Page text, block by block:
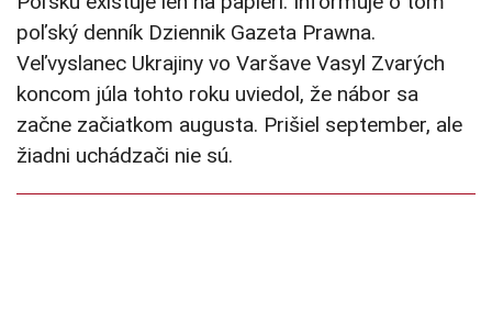
poľský denník Dziennik Gazeta Prawna.
Veľvyslanec Ukrajiny vo Varšave Vasyl Zvarých
koncom júla tohto roku uviedol, že nábor sa
začne začiatkom augusta. Prišiel september, ale
žiadni uchádzači nie sú.